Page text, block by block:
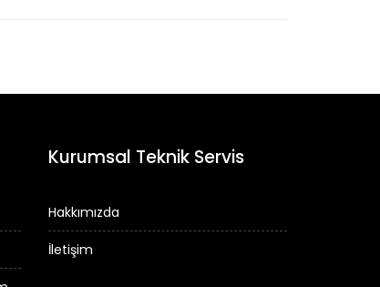
Kurumsal Teknik Servis
Hakkımızda
İletişim